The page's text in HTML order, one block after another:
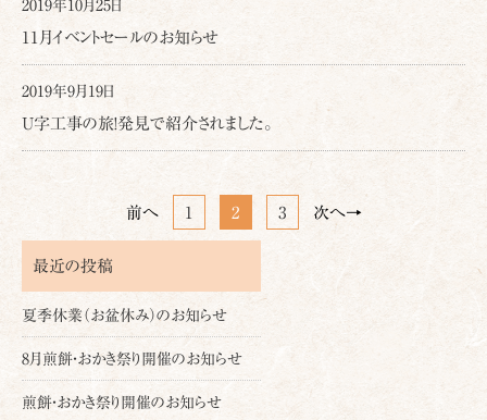
2019年10月25日
11月イベントセールのお知らせ
2019年9月19日
U字工事の旅!発見で紹介されました。
前へ 1 2 3 次へ→
最近の投稿
夏季休業（お盆休み）のお知らせ
8月煎餅・おかき祭り開催のお知らせ
煎餅・おかき祭り開催のお知らせ